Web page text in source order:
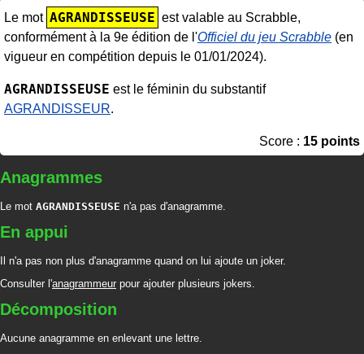
Le mot AGRANDISSEUSE est valable au Scrabble,
conformément à la 9e édition de l'Officiel du jeu Scrabble (en
vigueur en compétition depuis le 01/01/2024).
AGRANDISSEUSE est le féminin du substantif
AGRANDISSEUR.
Score : 15 points
Anagrammes
Le mot AGRANDISSEUSE n'a pas d'anagramme.
En appui
Il n'a pas non plus d'anagramme quand on lui ajoute un joker.
Consulter l'anagrammeur pour ajouter plusieurs jokers.
Décomposition
Aucune anagramme en enlevant une lettre.